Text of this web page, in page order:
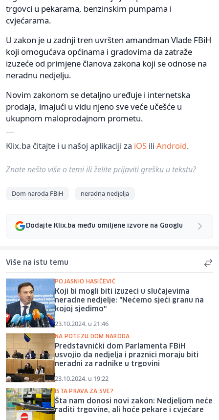
trgovci u pekarama, benzinskim pumpama i
cvjećarama.
U zakon je u zadnji tren uvršten amandman Vlade FBiH
koji omogućava općinama i gradovima da zatraže
izuzeće od primjene članova zakona koji se odnose na
neradnu nedjelju.
Novim zakonom se detaljno uređuje i internetska
prodaja, imajući u vidu njeno sve veće učešće u
ukupnom maloprodajnom prometu.
Klix.ba čitajte i u našoj aplikaciji za iOS ili Android.
Znate nešto više o temi ili želite prijaviti grešku u tekstu?
Dom naroda FBiH neradna nedjelja
Dodajte Klix.ba među omiljene izvore na Googlu
Više na istu temu
POJASNIO HASIČEVIĆ
Koji bi mogli biti izuzeci u slučajevima
neradne nedjelje: "Nećemo sjeći granu na
kojoj sjedimo"
23.10.2024. u 21:46
NA POTEZU DOM NARODA
Predstavnički dom Parlamenta FBiH
usvojio da nedjelja i praznici moraju biti
neradni za radnike u trgovini
23.10.2024. u 19:22
ISTA PRAVA ZA SVE?
Šta nam donosi novi zakon: Nedjeljom neće
raditi trgovine, ali hoće pekare i cvjećare